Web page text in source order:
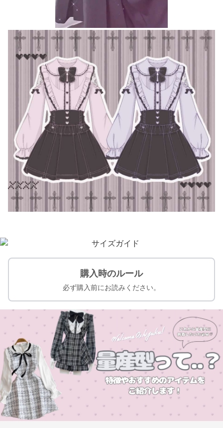
購入時のルール
必ず購入前にお読みください。